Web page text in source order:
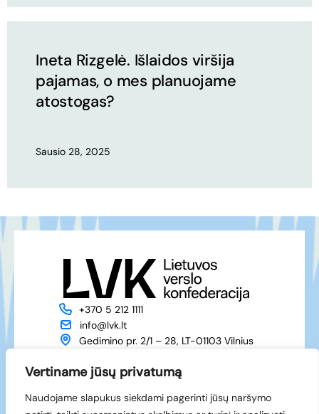
Vertiname jūsų privatumą
Naudojame slapukus siekdami pagerinti jūsų naršymo
Ineta Rizgelė. Išlaidos viršija
pajamas, o mes planuojame
atostogas?
Sausio 28, 2025
+370 5 212 1111
info@lvk.lt
Gedimino pr. 2/1 – 28, LT-01103 Vilnius
Naujienos
Narystė
Renginiai
Kontaktai